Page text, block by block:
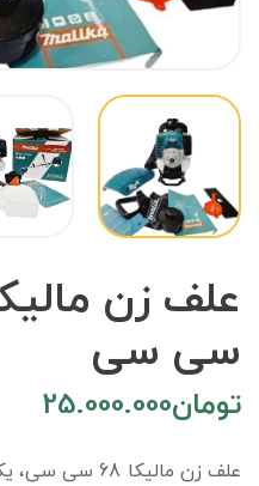
سی سی
تومان25.000.000
علف زن